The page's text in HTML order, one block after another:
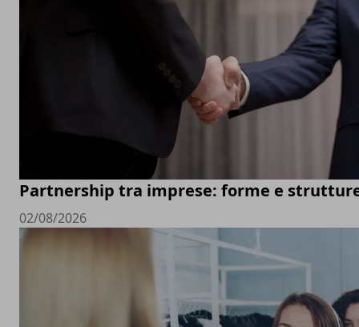
Partnership tra imprese: forme e
02/08/2026